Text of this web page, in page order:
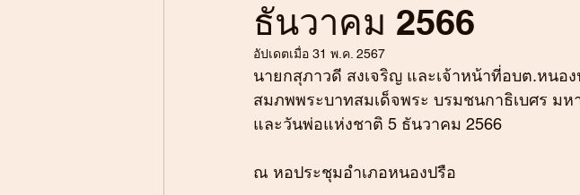
ธันวาคม 2566
อัปเดตเมื่อ 31 พ.ค. 2567
นายกสุภาวดี สงเจริญ และเจ้าหน้าที่อบต.หนอ
สมภพพระบาทสมเด็จพระ บรมชนกาธิเบศร ม
และวันพ่อแห่งชาติ 5 ธันวาคม 2566
ณ หอประชุมอำเภอหนองปรือ